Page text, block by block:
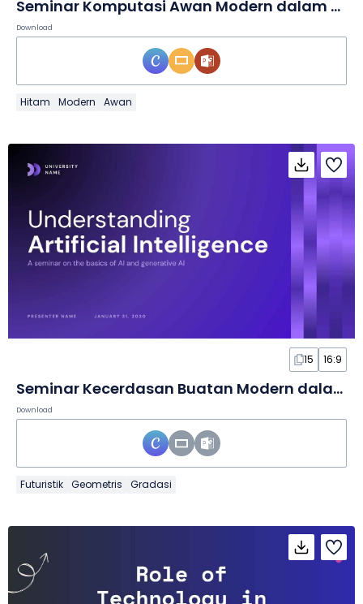
Seminar Komputasi Awan Modern dalam Slide
Download
Hitam Modern Awan
15 16:9
Seminar Kecerdasan Buatan Modern dalam Slide
Download
Futuristik Geometris Gradasi